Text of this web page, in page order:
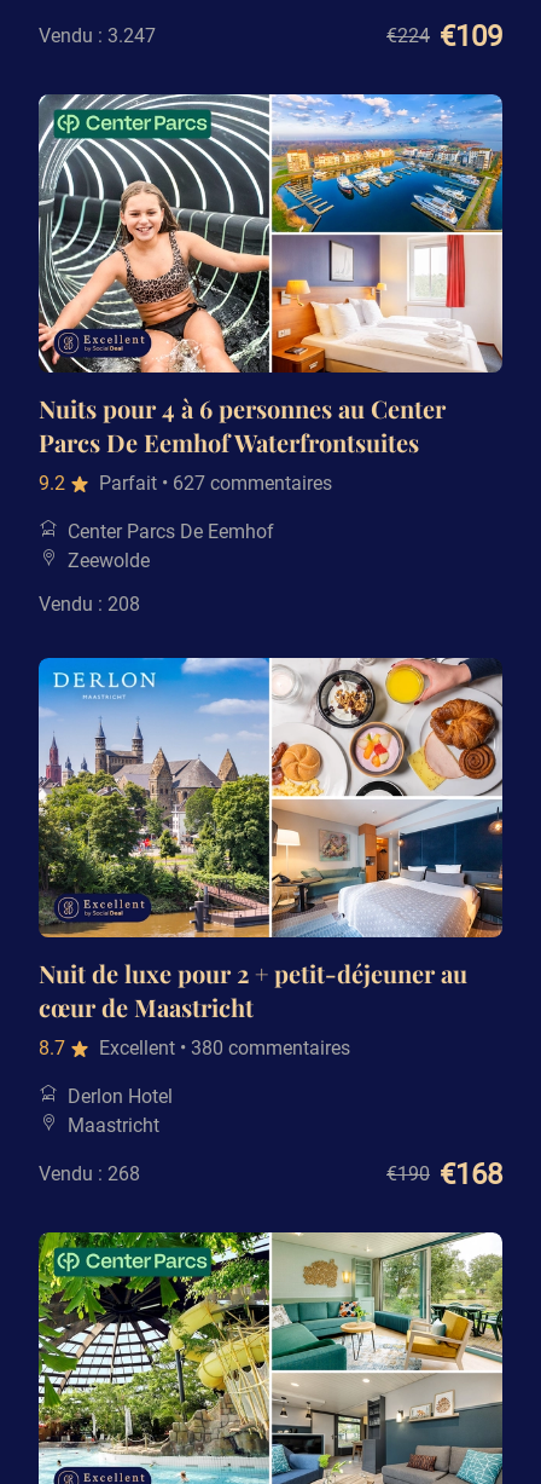
Vendu : 3.247 €224 €109
Nuits pour 4 à 6 personnes au Center
Parcs De Eemhof Waterfrontsuites
9.2 Parfait • 627 commentaires
Center Parcs De Eemhof
Zeewolde
Vendu : 208
Nuit de luxe pour 2 + petit-déjeuner au
cœur de Maastricht
8.7 Excellent • 380 commentaires
Derlon Hotel
Maastricht
Vendu : 268 €190 €168